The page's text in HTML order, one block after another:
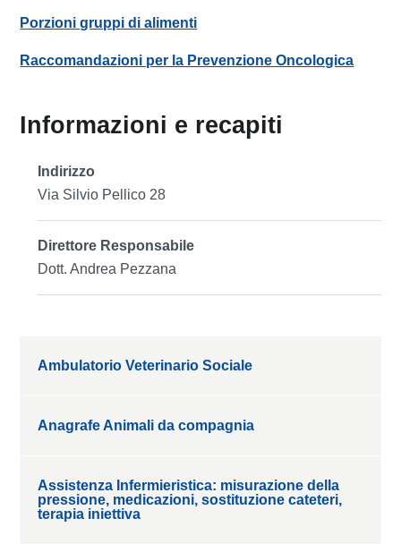
Porzioni gruppi di alimenti
Raccomandazioni per la Prevenzione Oncologica
Informazioni e recapiti
Indirizzo
Via Silvio Pellico 28
Direttore Responsabile
Dott. Andrea Pezzana
Ambulatorio Veterinario Sociale
Anagrafe Animali da compagnia
Assistenza Infermieristica: misurazione della
pressione, medicazioni, sostituzione cateteri,
terapia iniettiva